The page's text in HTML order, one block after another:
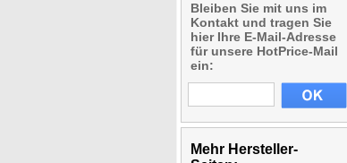
Bleiben Sie mit uns im
Kontakt und tragen Sie
hier Ihre E-Mail-Adresse
für unsere HotPrice-Mail
ein:
Mehr Hersteller-